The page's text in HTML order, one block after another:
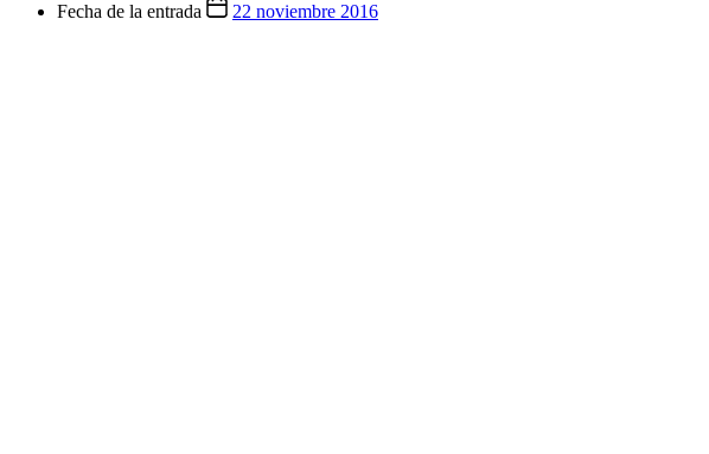
Fecha de la entrada
22 noviembre 2016